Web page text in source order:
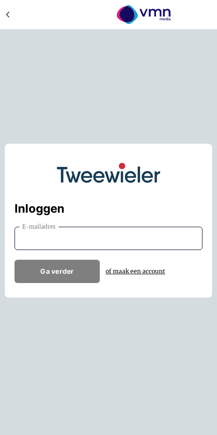
Inloggen
E-mailadres
Ga verder of maak een account